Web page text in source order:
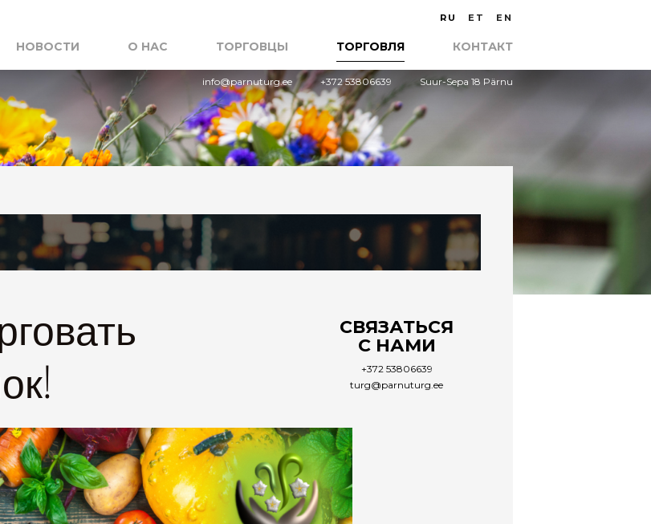
RU ET EN
НОВОСТИ О НАС ТОРГОВЦЫ ТОРГОВЛЯ КОНТАКТ
info@parnuturg.ee +372 53806639 Suur-Sepa 18 Pärnu
!
СВЯЗАТЬСЯ
С НАМИ
+372 53806639
turg@parnuturg.ee